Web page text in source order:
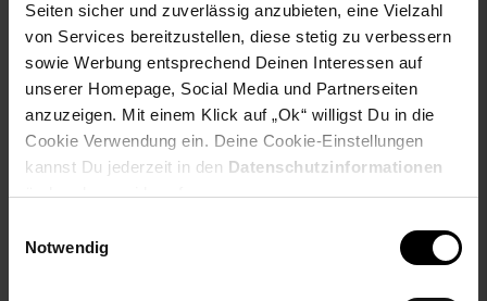
Seiten sicher und zuverlässig anzubieten, eine Vielzahl
von Services bereitzustellen, diese stetig zu verbessern
sowie Werbung entsprechend Deinen Interessen auf
unserer Homepage, Social Media und Partnerseiten
anzuzeigen. Mit einem Klick auf „Ok“ willigst Du in die
Cookie Verwendung ein. Deine Cookie-Einstellungen
kannst Du jederzeit in den Datenschutzinformationen
ändern bzw. widerrufen.
Notwendig
Solide Fertigung
Die Stahlbeine wirken schlank und elegant, überzeugen aber
dennoch mit einer enormen Robustheit, welche dem
Polstermöbel seine ausgezeichnete Stabilität und
Belastbarkeit verleiht. Darüber hinaus garantieren die
Kunststoffkappen an den Füßen einen sicheren Stand und
schonen dabei den Boden.
Blitzschnell im Einsatz